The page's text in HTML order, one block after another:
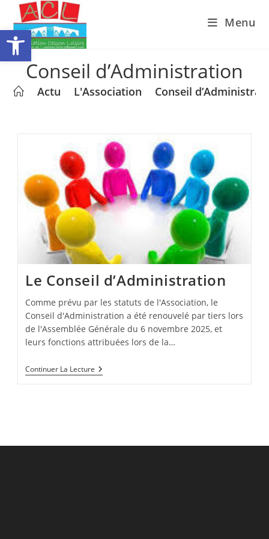
Ouvrir la barre d’outils
content
Menu
Conseil d’Administration
Actu L'Association Conseil
Le Conseil d’Administration
Comme prévu par les statuts de l'Association, le
Conseil d'Administration a été renouvelé par tiers lors
de l'Assemblée Générale du 6 novembre 2025, et
leurs fonctions attribuées lors de la…
Continuer La Lecture Le
Conseil